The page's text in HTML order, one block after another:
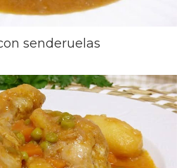
senderuelas